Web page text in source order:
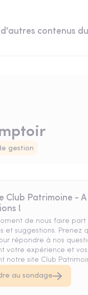
contenus
gestion
Club Patrimoine - A
!
de nous faire part
et suggestions. Prenez
répondre à nos
votre expérience et
notre site Club
au sondage